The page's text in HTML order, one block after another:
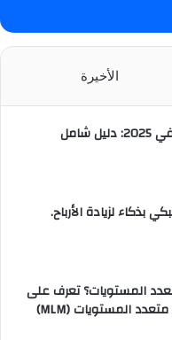
الأخيرة
بذكاء لزيادة الأرباح.
المستويات؟ تعرف على
أساسيات التسويق متعدد المستويات (MLM)